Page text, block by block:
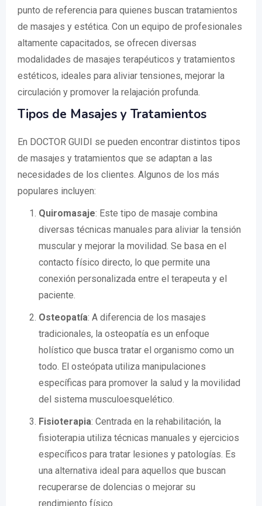
punto de referencia para quienes buscan tratamientos
de masajes y estética. Con un equipo de profesionales
altamente capacitados, se ofrecen diversas
modalidades de masajes terapéuticos y tratamientos
estéticos, ideales para aliviar tensiones, mejorar la
circulación y promover la relajación profunda.
Tipos de Masajes y Tratamientos
En DOCTOR GUIDI se pueden encontrar distintos tipos
de masajes y tratamientos que se adaptan a las
necesidades de los clientes. Algunos de los más
populares incluyen:
Quiromasaje: Este tipo de masaje combina
diversas técnicas manuales para aliviar la tensión
muscular y mejorar la movilidad. Se basa en el
contacto físico directo, lo que permite una
conexión personalizada entre el terapeuta y el
paciente.
Osteopatía: A diferencia de los masajes
tradicionales, la osteopatía es un enfoque
holístico que busca tratar el organismo como un
todo. El osteópata utiliza manipulaciones
específicas para promover la salud y la movilidad
del sistema musculoesquelético.
Fisioterapia: Centrada en la rehabilitación, la
fisioterapia utiliza técnicas manuales y ejercicios
específicos para tratar lesiones y patologías. Es
una alternativa ideal para aquellos que buscan
recuperarse de dolencias o mejorar su
rendimiento físico.